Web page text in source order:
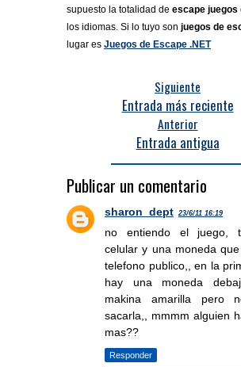
supuesto la totalidad de escape juegos
los idiomas. Si lo tuyo son juegos de
lugar es Juegos de Escape .NET
Siguiente
Entrada más reciente
Anterior
Entrada antigua
Publicar un comentario
sharon_dept 23/6/11 16:19
no entiendo el juego,
celular y una moneda
telefono publico,, en la
hay una moneda
makina amarilla pero
sacarla,, mmmm alguien
mas??
Responder